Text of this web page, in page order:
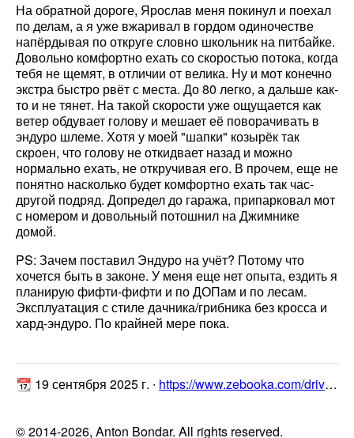
На обратной дороге, Ярослав меня покинул и поехал
по делам, а я уже вжаривал в гордом одиночестве
напёрдывая по откруге словно школьник на питбайке.
Довольно комфортно ехать со скоростью потока, когда
тебя не щемят, в отличии от велика. Ну и мот конечно
экстра быстро рвёт с места. До 80 легко, а дальше как-
то и не тянет. На такой скорости уже ощущается как
ветер обдувает голову и мешает её поворачивать в
эндуро шлеме. Хотя у моей "шапки" козырёк так
скроен, что голову не откидвает назад и можно
нормально ехать, не откручивая его. В прочем, еще не
понятно насколько будет комфортно ехать так час-
другой подряд. Допредел до гаража, припарковал мот
с номером и довольный потошнил на Джимнике
домой.
PS: Зачем поставил Эндуро на учёт? Потому что
хочется быть в законе. У меня еще нет опыта, ездить я
планирую фифти-фифти и по ДОПам и по лесам.
Эксплуатация с стиле дачника/грибника без кросса и
хард-эндуро. По крайней мере пока.
📆 19 сентября 2025 г. ∙ https://www.zebooka.com/drive2/Regulmoto ZR/4. Постановка на учёт/
© 2014-2026, Anton Bondar. All rights reserved.